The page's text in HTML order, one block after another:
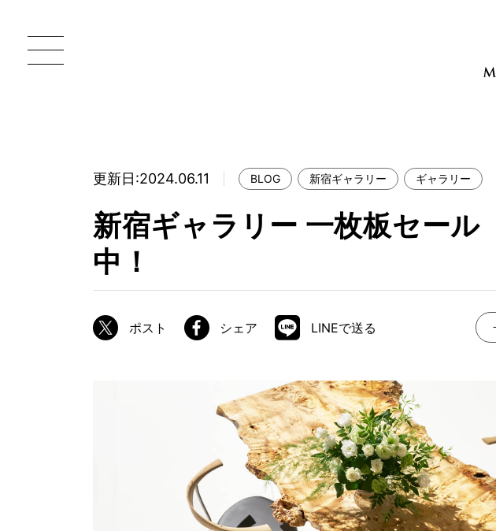
MOKUBA について
ブランドコンセプト
職人の技能・技巧
ATELIER MOKUBAの一枚板テーブル
青山プレミアムギャラリー
横浜ギャラリー
大阪梅田ギャラリー
アウトレット神戸店
大川ギャラリー【本店】
天神ギャラリー
公式オンラインストア
WEBカタログ
更新日:2024.06.11 BLOG 新宿ギャラリー ギャラリー
新宿ギャラリー 一枚板セー
中！
ポスト シェア LINEで送る